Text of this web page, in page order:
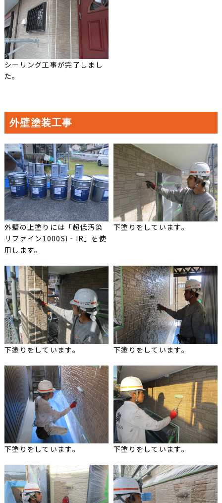
シーリング工事が完了しまし
た。
外壁塗装工事
外壁の上塗りには「超低汚染
リファイン1000Si‐IR」を使
用します。
下塗りをしています。
下塗りをしています。 下塗りをしています。
下塗りをしています。 下塗りをしています。